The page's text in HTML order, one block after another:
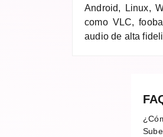
Android, Linux,
como VLC,
audio de alta